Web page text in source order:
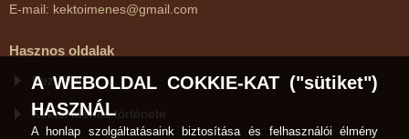
E-mail: kektoimenes@gmail.com
Hasznos oldalak
Kezdőlap
Kéktói Ménes története
A WEBOLDAL COKKIE-KAT ("sütiket")
HASZNÁL
A honlap szolgáltatásaink biztosítása és felhasználói élmény